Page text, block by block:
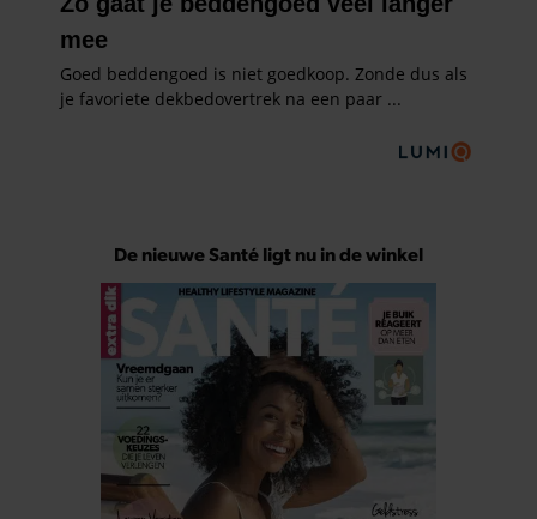
De nieuwe Santé ligt nu in de winkel